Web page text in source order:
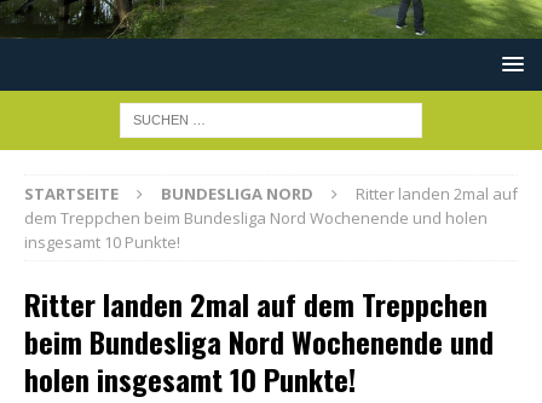
STARTSEITE BUNDESLIGA NORD
Ritter landen 2mal auf
dem Treppchen beim Bundesliga Nord Wochenende und holen
insgesamt 10 Punkte!
Ritter landen 2mal auf dem Treppchen
beim Bundesliga Nord Wochenende und
holen insgesamt 10 Punkte!